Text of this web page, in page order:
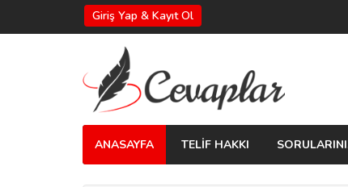
Giriş Yap & Kayıt Ol
ANASAYFA TELİF HAKKI